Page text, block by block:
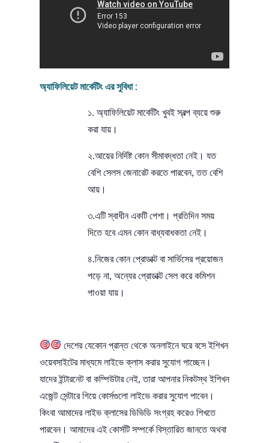
অ্যাফিলিয়েট মার্কেটিং এর সুবিধা :
১. অ্যাফিলিয়েট মার্কেটিং খুবই স্বল্প ব্যয়ে শুরু
করা যায়।
২.আয়ের নির্দিষ্ট কোন সীমাবদ্ধতা নেই। যত
বেশি সেলস জেনারেট করতে পারবেন, তত বেশি
আয়।
৩.এটি স্বাধীন একটি পেশা। প্রতিদিন সময়
দিতে হবে এমন কোন বাধ্যবাধকতা নেই।
৪.নিজের কোন প্রোডাক্ট বা সার্ভিসের প্রয়োজন
পড়ে না, অন্যের প্রোডাক্ট সেল করে কমিশন
পাওয়া যায়।
দেশের যেকোন প্রান্ত থেকে অনলাইনে ঘরে বসে ইশিখন
ওয়েবসাইটের মাধ্যমে লাইভে ক্লাস করার সুযোগ পাচ্ছেন।
যাদের ইন্টারনেট বা কম্পিউটার নেই, তারা আপনার নিকটস্থ ইশিখন
এজেন্ট সেন্টারে গিয়ে কোর্সগুলো লাইভে করার সুযোগ পাবেন।
কিংবা আমাদের লাইভ ক্লাসের ডিভিডি সংগ্রহ করেও শিখতে
পারবেন। আমাদের এই কোর্সটি সম্পর্কে বিস্তারিত জানতে অথবা